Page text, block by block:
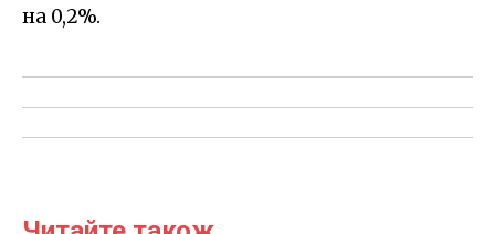
на 0,2%.